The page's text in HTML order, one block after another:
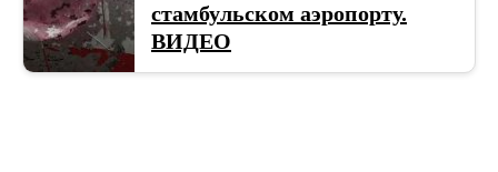
стамбульском аэропорту.
ВИДЕО